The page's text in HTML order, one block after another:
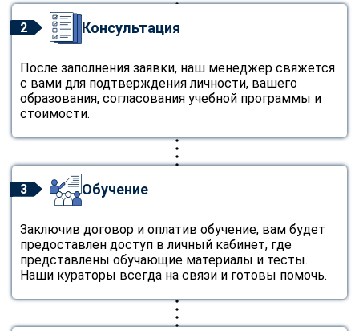
2 Консультация
После заполнения заявки, наш менеджер свяжется
с вами для подтверждения личности, вашего
образования, согласования учебной программы и
стоимости.
3 Обучение
Заключив договор и оплатив обучение, вам будет
предоставлен доступ в личный кабинет, где
представлены обучающие материалы и тесты.
Наши кураторы всегда на связи и готовы помочь.